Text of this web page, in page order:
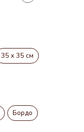
35 х 35 см
Бордо